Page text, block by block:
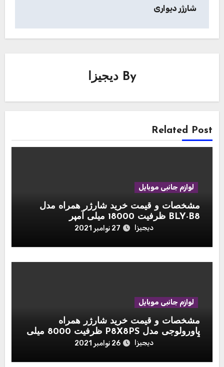
شارژر دیواری
By دیجیزا
Related Post
لوازم جانبی موبایل
مشخصات و قیمت خرید شارژر همراه مدل
BLY-B8 ظرفیت 18000 میلی آمپر
دیجیزا 27 نوامبر 2021
لوازم جانبی موبایل
مشخصات و قیمت خرید شارژر همراه
پاورولوجی مدل P8X8PS ظرفیت 8000 میلی
آمپر ساعت مجموعه ۳ عددی به همراه پایه
دیجیزا 26 نوامبر 2021